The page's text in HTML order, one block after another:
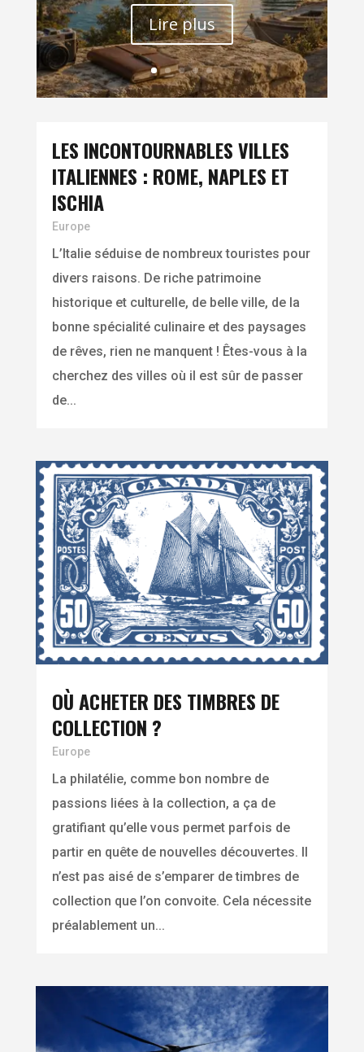
Lire plus
LES INCONTOURNABLES VILLES
ITALIENNES : ROME, NAPLES ET
ISCHIA
Europe
L’Italie séduise de nombreux touristes pour
divers raisons. De riche patrimoine
historique et culturelle, de belle ville, de la
bonne spécialité culinaire et des paysages
de rêves, rien ne manquent ! Êtes-vous à la
cherchez des villes où il est sûr de passer
de...
OÙ ACHETER DES TIMBRES DE
COLLECTION ?
Europe
La philatélie, comme bon nombre de
passions liées à la collection, a ça de
gratifiant qu’elle vous permet parfois de
partir en quête de nouvelles découvertes. Il
n’est pas aisé de s’emparer de timbres de
collection que l’on convoite. Cela nécessite
préalablement un...